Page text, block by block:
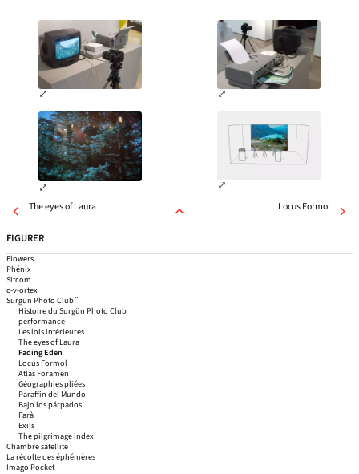
The eyes of Laura Locus Formol
FIGURER
Flowers
Phénix
Sitcom
c-v-ortex
Surgün Photo Clubˇ
Histoire du Surgün Photo Club
performance
Les lois intérieures
The eyes of Laura
Fading Eden
Locus Formol
Atlas Foramen
Géographies pliées
Paraffin del Mundo
Bajo los párpados
Farà
Exils
The pilgrimage index
Chambre satellite
La récolte des éphémères
Imago Pocket